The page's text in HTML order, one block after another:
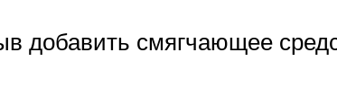
добавить смягчающее